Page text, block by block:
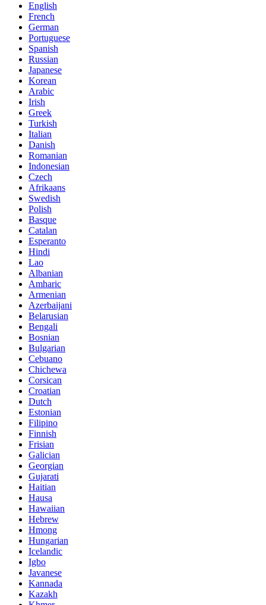
English
French
German
Portuguese
Spanish
Russian
Japanese
Korean
Arabic
Irish
Greek
Turkish
Italian
Danish
Romanian
Indonesian
Czech
Afrikaans
Swedish
Polish
Basque
Catalan
Esperanto
Hindi
Lao
Albanian
Amharic
Armenian
Azerbaijani
Belarusian
Bengali
Bosnian
Bulgarian
Cebuano
Chichewa
Corsican
Croatian
Dutch
Estonian
Filipino
Finnish
Frisian
Galician
Georgian
Gujarati
Haitian
Hausa
Hawaiian
Hebrew
Hmong
Hungarian
Icelandic
Igbo
Javanese
Kannada
Kazakh